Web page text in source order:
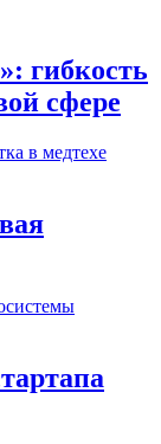
гибкость
сфере